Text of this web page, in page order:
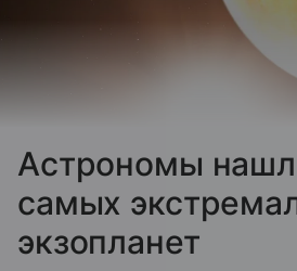
Астрономы
самых
экзопланет